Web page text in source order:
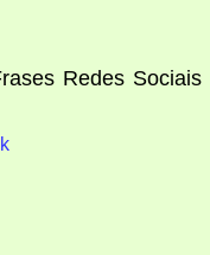
Redes Sociais